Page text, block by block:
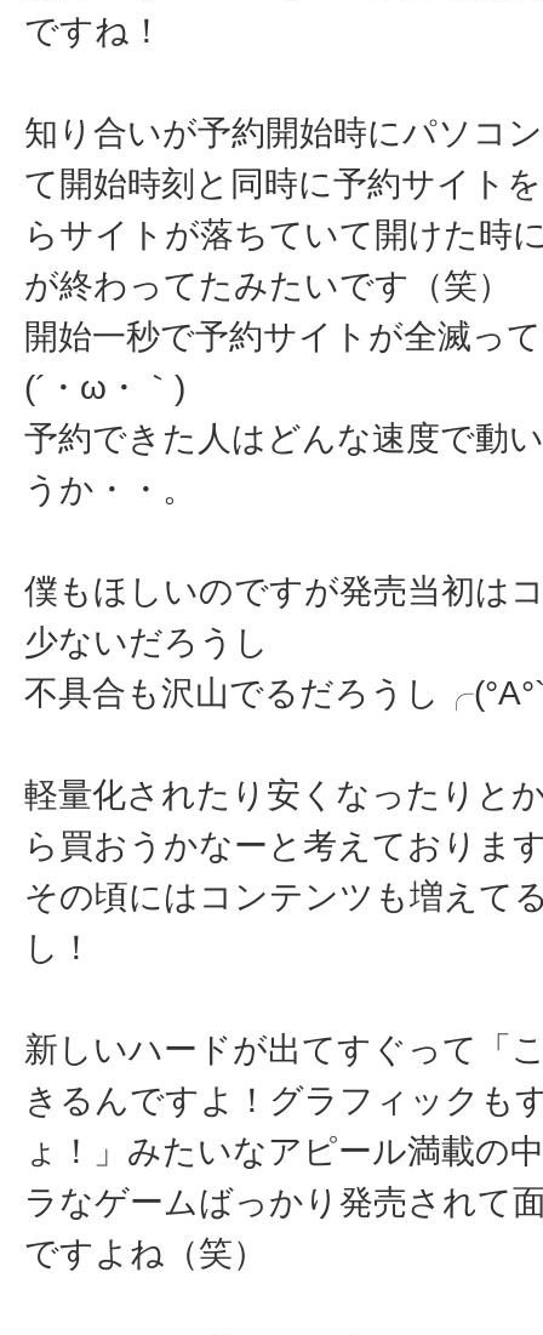
ですね！
知り合いが予約開始時にパソコ
て開始時刻と同時に予約サイト
らサイトが落ちていて開けた時
が終わってたみたいです（笑）
開始一秒で予約サイトが全滅っ
(´・ω・｀)
予約できた人はどんな速度で動
うか・・。
僕もほしいのですが発売当初は
少ないだろうし
不具合も沢山でるだろうし
軽量化されたり安くなったりと
ら買おうかなーと考えておりま
その頃にはコンテンツも増えて
し！
新しいハードが出てすぐって「
きるんですよ！グラフィックも
ょ！」みたいなアピール満載の
ラなゲームばっかり発売されて
ですよね（笑）